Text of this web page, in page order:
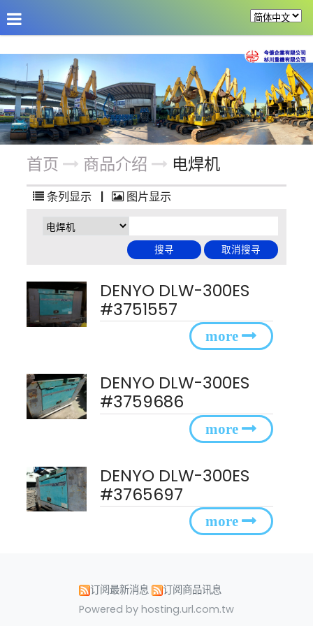
公司介绍 最新消息 改装机具
首页 商品介绍 电焊机
条列显示 | 图片显示
DENYO DLW-300ES
#3751557
DENYO DLW-300ES
#3759686
DENYO DLW-300ES
#3765697
订阅最新消息
订阅商品讯息
Powered by hosting.url.com.tw